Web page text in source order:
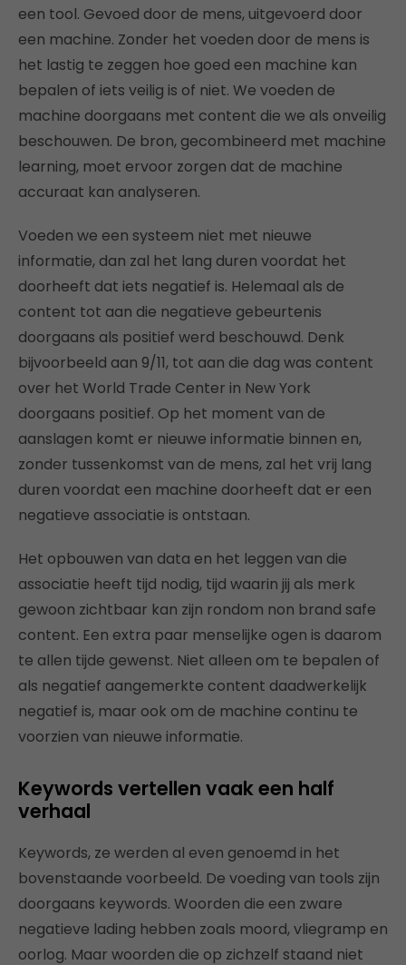
een tool. Gevoed door de mens, uitgevoerd door
een machine. Zonder het voeden door de mens is
het lastig te zeggen hoe goed een machine kan
bepalen of iets veilig is of niet. We voeden de
machine doorgaans met content die we als onveilig
beschouwen. De bron, gecombineerd met machine
learning, moet ervoor zorgen dat de machine
accuraat kan analyseren.
Voeden we een systeem niet met nieuwe
informatie, dan zal het lang duren voordat het
doorheeft dat iets negatief is. Helemaal als de
content tot aan die negatieve gebeurtenis
doorgaans als positief werd beschouwd. Denk
bijvoorbeeld aan 9/11, tot aan die dag was content
over het World Trade Center in New York
doorgaans positief. Op het moment van de
aanslagen komt er nieuwe informatie binnen en,
zonder tussenkomst van de mens, zal het vrij lang
duren voordat een machine doorheeft dat er een
negatieve associatie is ontstaan.
Het opbouwen van data en het leggen van die
associatie heeft tijd nodig, tijd waarin jij als merk
gewoon zichtbaar kan zijn rondom non brand safe
content. Een extra paar menselijke ogen is daarom
te allen tijde gewenst. Niet alleen om te bepalen of
als negatief aangemerkte content daadwerkelijk
negatief is, maar ook om de machine continu te
voorzien van nieuwe informatie.
Keywords vertellen vaak een half
verhaal
Keywords, ze werden al even genoemd in het
bovenstaande voorbeeld. De voeding van tools zijn
doorgaans keywords. Woorden die een zware
negatieve lading hebben zoals moord, vliegramp en
oorlog. Maar woorden die op zichzelf staand niet